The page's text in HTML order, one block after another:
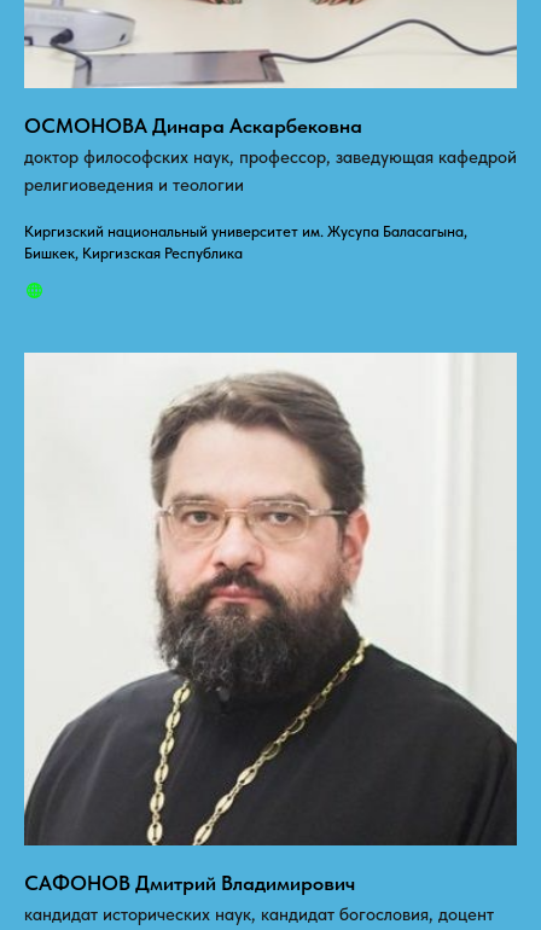
ОСМОНОВА Динара Аскарбековна
доктор философских наук, профессор, заведующая кафедрой
религиоведения и теологии
Киргизский национальный университет им. Жусупа Баласагына,
Бишкек, Киргизская Республика
САФОНОВ Дмитрий Владимирович
кандидат исторических наук, кандидат богословия, доцент